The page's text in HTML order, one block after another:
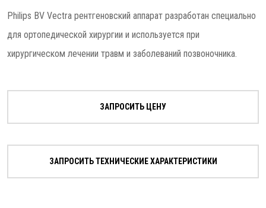
Philips BV Vectra рентгеновский аппарат разработан специально
для ортопедической хирургии и используется при
хирургическом лечении травм и заболеваний позвоночника.
ЗАПРОСИТЬ ЦЕНУ
ЗАПРОСИТЬ ТЕХНИЧЕСКИЕ ХАРАКТЕРИСТИКИ